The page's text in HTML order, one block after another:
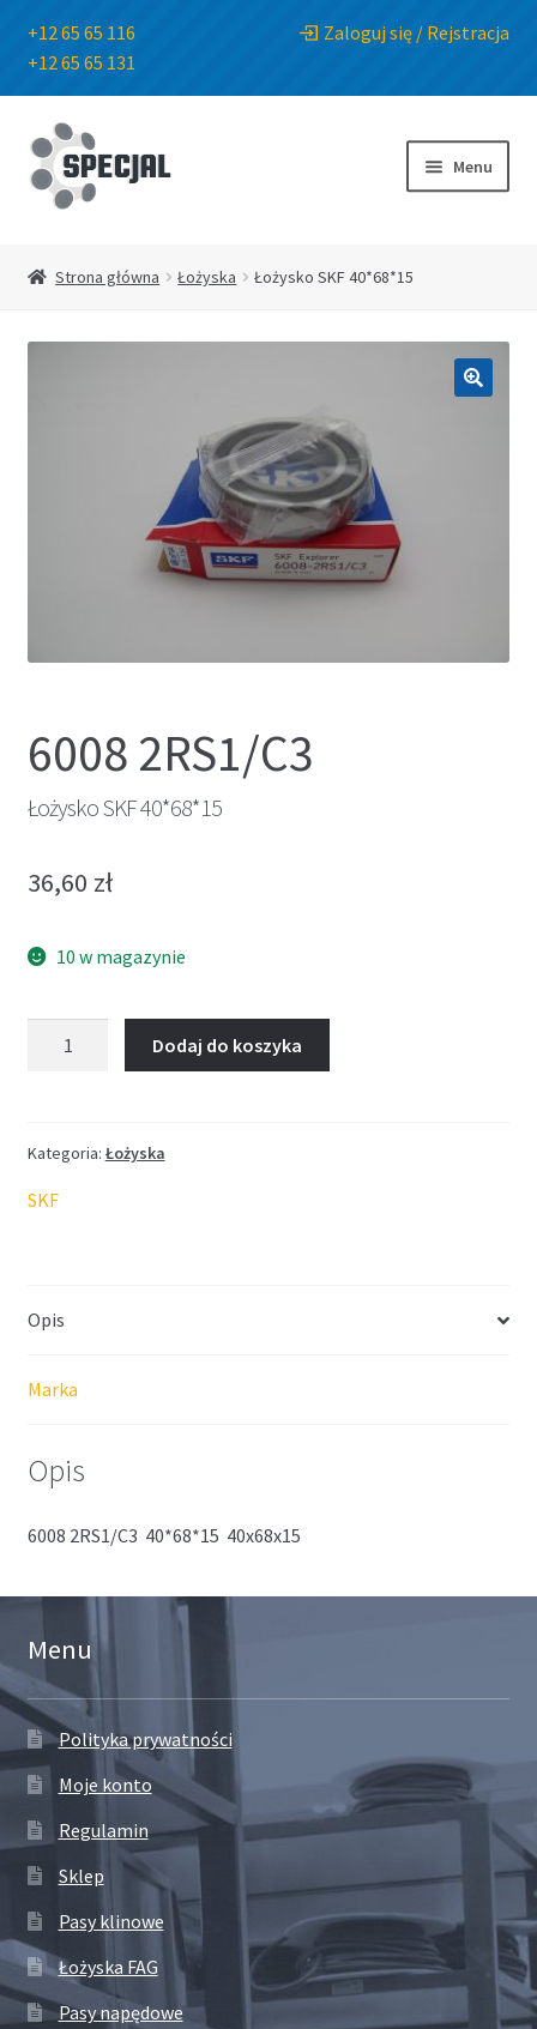
+12 65 65 116
+12 65 65 131
Zaloguj się / Rejstracja
Przejdź
do
nawigacji
Przejdź
do
treści
Menu
Strona główna Łożyska Łożysko SKF 40*68*15
6008 2RS1/C3
Łożysko SKF 40*68*15
36,60 zł
10 w magazynie
Dodaj do koszyka
Kategoria: Łożyska
SKF
Opis
Marka
Opis
6008 2RS1/C3 40*68*15 40x68x15
Menu
Polityka prywatności
Moje konto
Regulamin
Sklep
Pasy klinowe
Łożyska FAG
Pasy napędowe